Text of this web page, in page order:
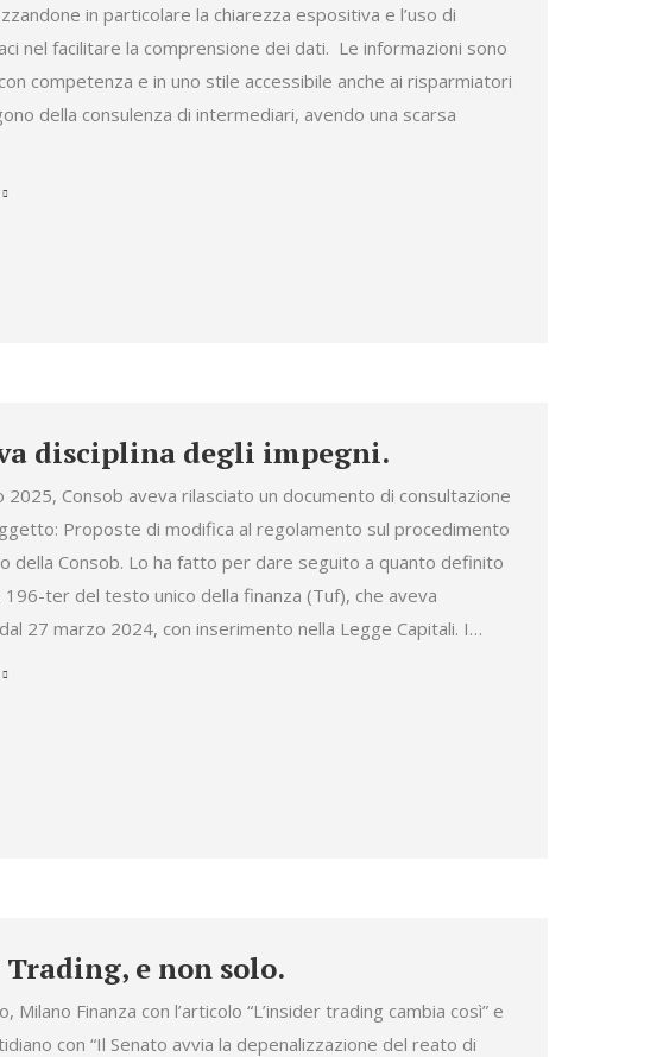
in particolare la chiarezza espositiva e l’uso di
nel facilitare la comprensione dei dati. Le informazioni sono
competenza e in uno stile accessibile anche ai risparmiatori
della consulenza di intermediari, avendo una scarsa
disciplina degli impegni.
2025, Consob aveva rilasciato un documento di consultazione
Proposte di modifica al regolamento sul procedimento
della Consob. Lo ha fatto per dare seguito a quanto definito
196-ter del testo unico della finanza (Tuf), che aveva
27 marzo 2024, con inserimento nella Legge Capitali. I…
e non solo.
Milano Finanza con l’articolo “L’insider trading cambia così” e
con “Il Senato avvia la depenalizzazione del reato di